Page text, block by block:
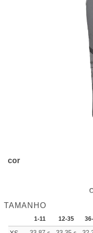
cor
TAMANHO
1-11 12-35